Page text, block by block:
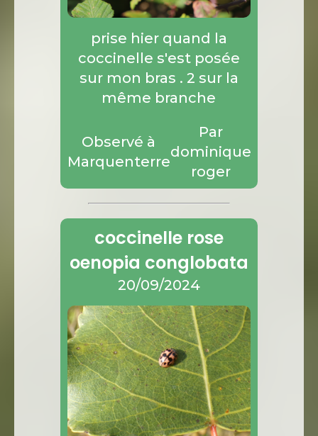
prise hier quand la
coccinelle s'est posée
sur mon bras . 2 sur la
même branche
Observé à
Marquenterre
Par
dominique
roger
coccinelle rose
oenopia conglobata
20/09/2024